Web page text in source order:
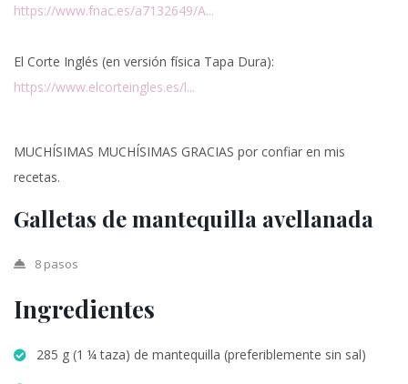
https://www.fnac.es/a7132649/A...
El Corte Inglés (en versión física Tapa Dura):
https://www.elcorteingles.es/l...
MUCHÍSIMAS MUCHÍSIMAS GRACIAS por confiar en mis
recetas.
Galletas de mantequilla avellanada
8 pasos
Ingredientes
285 g (1 ¼ taza) de mantequilla (preferiblemente sin sal)